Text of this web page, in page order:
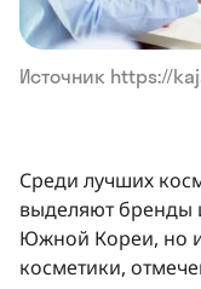
Источник https://
Среди лучших
выделяют
Южной Кореи, но
косметики,